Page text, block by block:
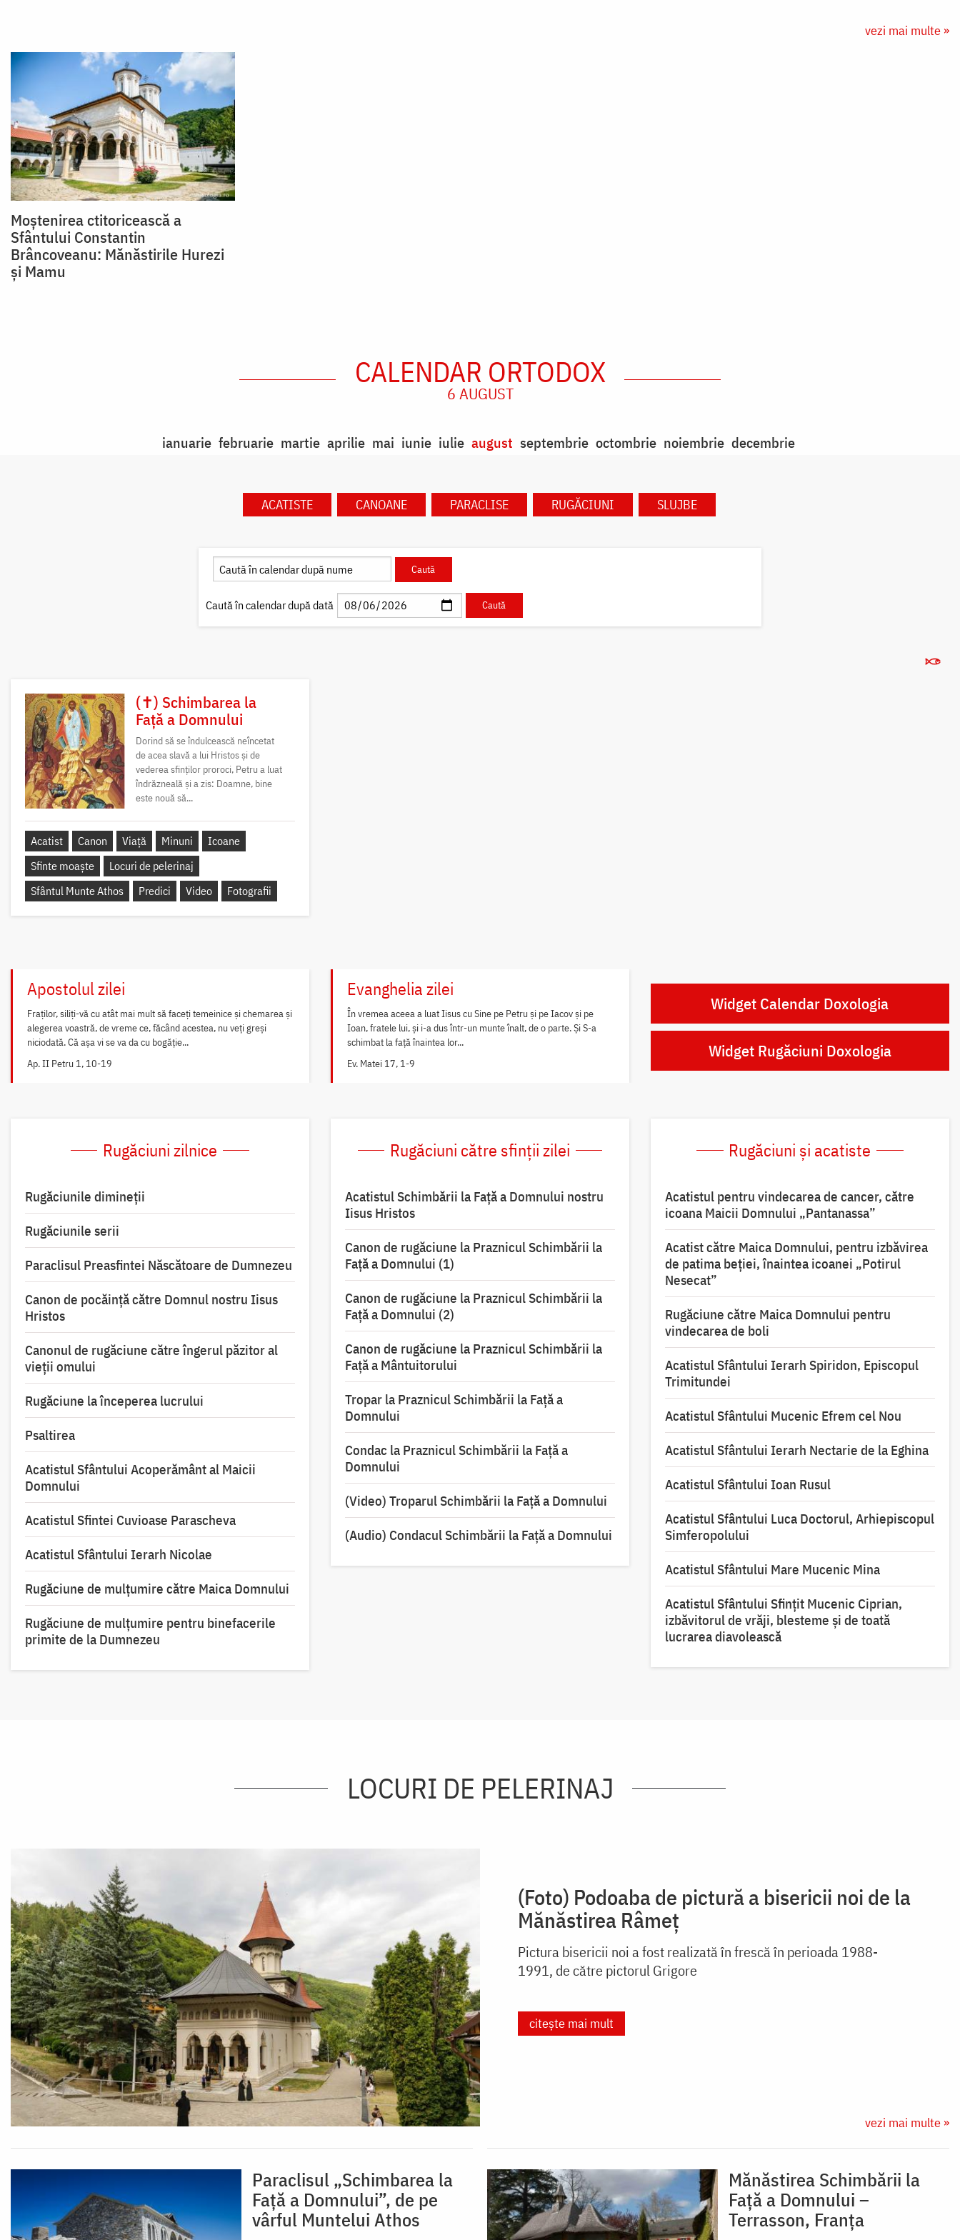
vezi mai multe »
Moştenirea ctitoricească a
Sfântului Constantin
Brâncoveanu: Mănăstirile Hurezi
şi Mamu
CALENDAR ORTODOX
6 AUGUST
ianuarie februarie martie aprilie mai iunie iulie august septembrie octombrie noiembrie decembrie
ACATISTE CANOANE PARACLISE RUGĂCIUNI SLUJBE
Caută în calendar după dată
(✝) Schimbarea la
Față a Domnului
Dorind să se îndulcească neîncetat
de acea slavă a lui Hristos și de
vederea sfinților proroci, Petru a luat
îndrăzneală și a zis: Doamne, bine
este nouă să...
Acatist Canon Viață Minuni
Icoane
Sfinte moaște
Locuri de pelerinaj
Sfântul Munte Athos
Predici Video Fotografii
Apostolul zilei
Fraților, siliți-vă cu atât mai mult să faceți temeinice și chemarea și
alegerea voastră, de vreme ce, făcând acestea, nu veți greși
niciodată. Că așa vi se va da cu bogăție...
Ap. II Petru 1, 10-19
Evanghelia zilei
În vremea aceea a luat Iisus cu Sine pe Petru și pe Iacov și pe
Ioan, fratele lui, și i-a dus într-un munte înalt, de o parte. Și S-a
schimbat la față înaintea lor...
Ev. Matei 17, 1-9
Widget Calendar Doxologia
Widget Rugăciuni Doxologia
Rugăciuni zilnice
Rugăciunile dimineții
Rugăciunile serii
Paraclisul Preasfintei Născătoare de Dumnezeu
Canon de pocăință către Domnul nostru Iisus
Hristos
Canonul de rugăciune către îngerul păzitor al
vieții omului
Rugăciune la începerea lucrului
Psaltirea
Acatistul Sfântului Acoperământ al Maicii
Domnului
Acatistul Sfintei Cuvioase Parascheva
Acatistul Sfântului Ierarh Nicolae
Rugăciune de mulţumire către Maica Domnului
Rugăciune de mulțumire pentru binefacerile
primite de la Dumnezeu
Rugăciuni către sfinții zilei
Acatistul Schimbării la Faţă a Domnului nostru
Iisus Hristos
Canon de rugăciune la Praznicul Schimbării la
Faţă a Domnului (1)
Canon de rugăciune la Praznicul Schimbării la
Faţă a Domnului (2)
Canon de rugăciune la Praznicul Schimbării la
Față a Mântuitorului
Tropar la Praznicul Schimbării la Faţă a
Domnului
Condac la Praznicul Schimbării la Faţă a
Domnului
(Video) Troparul Schimbării la Față a Domnului
(Audio) Condacul Schimbării la Față a Domnului
Rugăciuni și acatiste
Acatistul pentru vindecarea de cancer, către
icoana Maicii Domnului „Pantanassa”
Acatist către Maica Domnului, pentru izbăvirea
de patima beției, înaintea icoanei „Potirul
Nesecat”
Rugăciune către Maica Domnului pentru
vindecarea de boli
Acatistul Sfântului Ierarh Spiridon, Episcopul
Trimitundei
Acatistul Sfântului Mucenic Efrem cel Nou
Acatistul Sfântului Ierarh Nectarie de la Eghina
Acatistul Sfântului Ioan Rusul
Acatistul Sfântului Luca Doctorul, Arhiepiscopul
Simferopolului
Acatistul Sfântului Mare Mucenic Mina
Acatistul Sfântului Sfințit Mucenic Ciprian,
izbăvitorul de vrăji, blesteme și de toată
lucrarea diavolească
LOCURI DE PELERINAJ
(Foto) Podoaba de pictură a bisericii noi de la
Mănăstirea Râmeț
Pictura bisericii noi a fost realizată în frescă în perioada 1988-
1991, de către pictorul Grigore
citește mai mult
vezi mai multe »
Paraclisul „Schimbarea la
Față a Domnului”, de pe
vârful Muntelui Athos
Mănăstirea Schimbării la
Față a Domnului –
Terrasson, Franţa